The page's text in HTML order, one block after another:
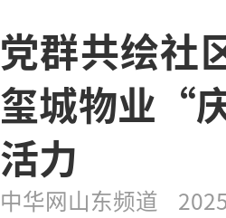
党群共绘社
玺城物业“
活力
中华网山东频道